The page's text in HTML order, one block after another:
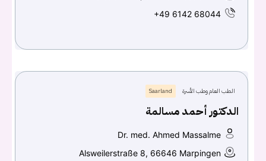
+49 6142 68044
الطب العام وطب الأسرة Saarland
الدكتور أحمد مسالمة
Dr. med. Ahmed Massalme
Alsweilerstraße 8, 66646 Marpingen